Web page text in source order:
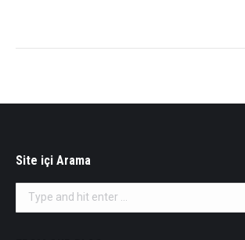
Site içi Arama
Search: